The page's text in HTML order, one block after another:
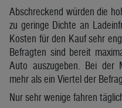
Abschreckend würden die
zu geringe Dichte an
Kosten für den Kauf sehr
Befragten sind bereit
Auto auszugeben. Bei der
mehr als ein Viertel der
Nur sehr wenige fahren